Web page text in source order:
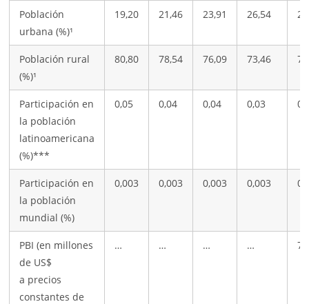
Población
urbana (%)¹
19,20 21,46 23,91 26,54
Población rural
(%)¹
80,80 78,54 76,09 73,46
Participación en
la población
latinoamericana
(%)***
0,05 0,04 0,04 0,03
Participación en
la población
mundial (%)
0,003 0,003 0,003 0,003
PBI (en millones
de US$
a precios
constantes de
… … … …